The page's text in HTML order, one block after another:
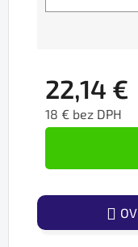
22,14 €
18 € bez DPH